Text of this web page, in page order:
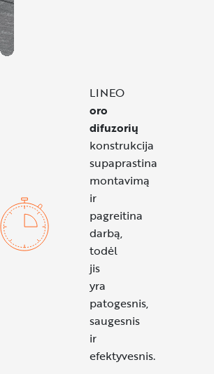
UnmuteLINEO
oro
difuzorių
konstrukcija
supaprastina
montavimą
ir
pagreitina
darbą,
todėl
jis
yra
patogesnis,
saugesnis
ir
efektyvesnis.